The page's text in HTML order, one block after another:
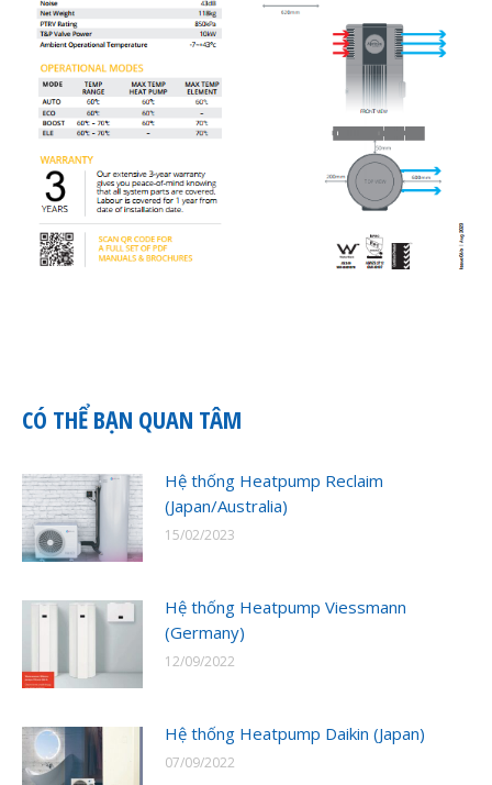
CÓ THỂ BẠN QUAN TÂM
Hệ thống Heatpump Reclaim
(Japan/Australia)
15/02/2023
Hệ thống Heatpump Viessmann
(Germany)
12/09/2022
Hệ thống Heatpump Daikin (Japan)
07/09/2022